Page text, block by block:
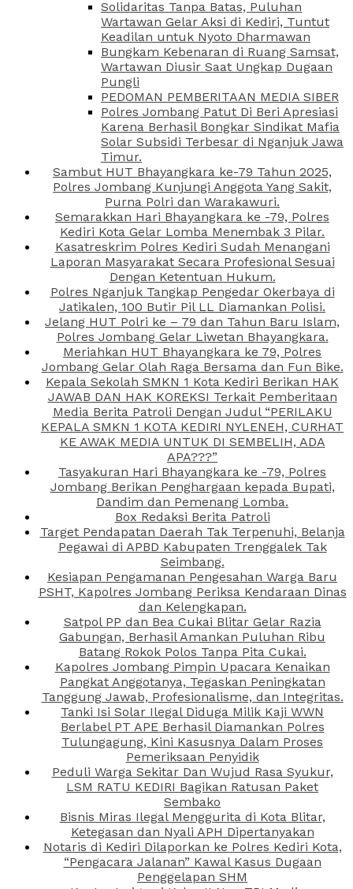
Solidaritas Tanpa Batas, Puluhan
Wartawan Gelar Aksi di Kediri, Tuntut
Keadilan untuk Nyoto Dharmawan
Bungkam Kebenaran di Ruang Samsat,
Wartawan Diusir Saat Ungkap Dugaan
Pungli
PEDOMAN PEMBERITAAN MEDIA SIBER
Polres Jombang Patut Di Beri Apresiasi
Karena Berhasil Bongkar Sindikat Mafia
Solar Subsidi Terbesar di Nganjuk Jawa
Timur.
Sambut HUT Bhayangkara ke-79 Tahun 2025,
Polres Jombang Kunjungi Anggota Yang Sakit,
Purna Polri dan Warakawuri.
Semarakkan Hari Bhayangkara ke -79, Polres
Kediri Kota Gelar Lomba Menembak 3 Pilar.
Kasatreskrim Polres Kediri Sudah Menangani
Laporan Masyarakat Secara Profesional Sesuai
Dengan Ketentuan Hukum.
Polres Nganjuk Tangkap Pengedar Okerbaya di
Jatikalen, 100 Butir Pil LL Diamankan Polisi.
Jelang HUT Polri ke – 79 dan Tahun Baru Islam,
Polres Jombang Gelar Liwetan Bhayangkara.
Meriahkan HUT Bhayangkara ke 79, Polres
Jombang Gelar Olah Raga Bersama dan Fun Bike.
Kepala Sekolah SMKN 1 Kota Kediri Berikan HAK
JAWAB DAN HAK KOREKSI Terkait Pemberitaan
Media Berita Patroli Dengan Judul “PERILAKU
KEPALA SMKN 1 KOTA KEDIRI NYLENEH, CURHAT
KE AWAK MEDIA UNTUK DI SEMBELIH, ADA
APA???”
Tasyakuran Hari Bhayangkara ke -79, Polres
Jombang Berikan Penghargaan kepada Bupati,
Dandim dan Pemenang Lomba.
Box Redaksi Berita Patroli
Target Pendapatan Daerah Tak Terpenuhi, Belanja
Pegawai di APBD Kabupaten Trenggalek Tak
Seimbang.
Kesiapan Pengamanan Pengesahan Warga Baru
PSHT, Kapolres Jombang Periksa Kendaraan Dinas
dan Kelengkapan.
Satpol PP dan Bea Cukai Blitar Gelar Razia
Gabungan, Berhasil Amankan Puluhan Ribu
Batang Rokok Polos Tanpa Pita Cukai.
Kapolres Jombang Pimpin Upacara Kenaikan
Pangkat Anggotanya, Tegaskan Peningkatan
Tanggung Jawab, Profesionalisme, dan Integritas.
Tanki Isi Solar Ilegal Diduga Milik Kaji WWN
Berlabel PT APE Berhasil Diamankan Polres
Tulungagung, Kini Kasusnya Dalam Proses
Pemeriksaan Penyidik
Peduli Warga Sekitar Dan Wujud Rasa Syukur,
LSM RATU KEDIRI Bagikan Ratusan Paket
Sembako
Bisnis Miras Ilegal Menggurita di Kota Blitar,
Ketegasan dan Nyali APH Dipertanyakan
Notaris di Kediri Dilaporkan ke Polres Kediri Kota,
“Pengacara Jalanan” Kawal Kasus Dugaan
Penggelapan SHM